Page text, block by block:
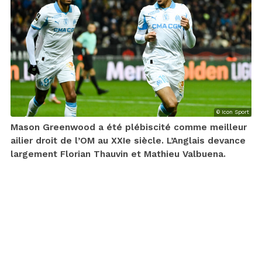
© Icon Sport
Mason Greenwood a été plébiscité comme meilleur
ailier droit de l’OM au XXIe siècle. L’Anglais devance
largement Florian Thauvin et Mathieu Valbuena.